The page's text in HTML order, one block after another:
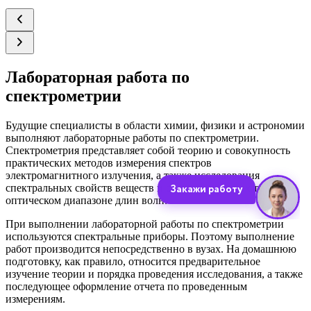
Лабораторная работа по
спектрометрии
Будущие специалисты в области химии, физики и астрономии
выполняют лабораторные работы по спектрометрии.
Спектрометрия представляет собой теорию и совокупность
практических методов измерения спектров
электромагнитного излучения, а также исследования
спектральных свойств веществ и состоящих из них тел в
оптическом диапазоне длин волн.
При выполнении лабораторной работы по спектрометрии
используются спектральные приборы. Поэтому выполнение
работ производится непосредственно в вузах. На домашнюю
подготовку, как правило, относится предварительное
изучение теории и порядка проведения исследования, а также
последующее оформление отчета по проведенным
измерениям.